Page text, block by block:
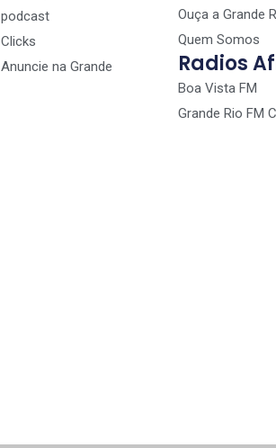
podcast
Clicks
Anuncie na Grande
Ouça a Grande
Quem Somos
Radios
Boa Vista FM
Grande Rio FM